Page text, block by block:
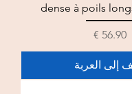
dense à poils
السعر
إلى العربة